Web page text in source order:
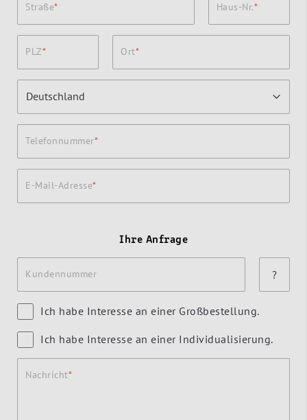
Straße Haus-Nr.
PLZ Ort
Telefonnummer
E-Mail-Adresse
Ihre Anfrage
Kundennummer ?
Ich habe Interesse an einer Großbestellung.
Ich habe Interesse an einer Individualisierung.
Nachricht